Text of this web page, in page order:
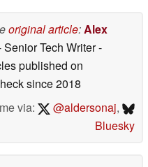
original article:Alex
Senior Tech Writer-
published on
since 2018
via:
@aldersonaj,
Bluesky